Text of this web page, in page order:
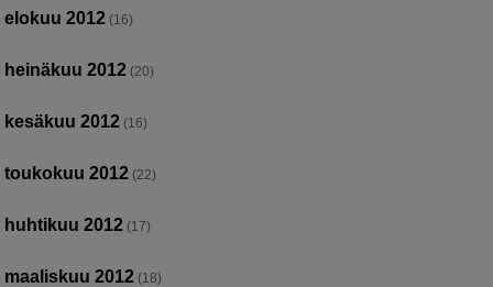
elokuu 2012 (16)
heinäkuu 2012 (20)
kesäkuu 2012 (16)
toukokuu 2012 (22)
huhtikuu 2012 (17)
maaliskuu 2012 (18)